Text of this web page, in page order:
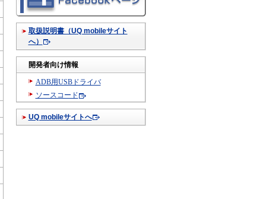
取扱説明書（UQ mobileサイト
へ）
開発者向け情報
ADB用USBドライバ
ソースコード
UQ mobileサイトへ